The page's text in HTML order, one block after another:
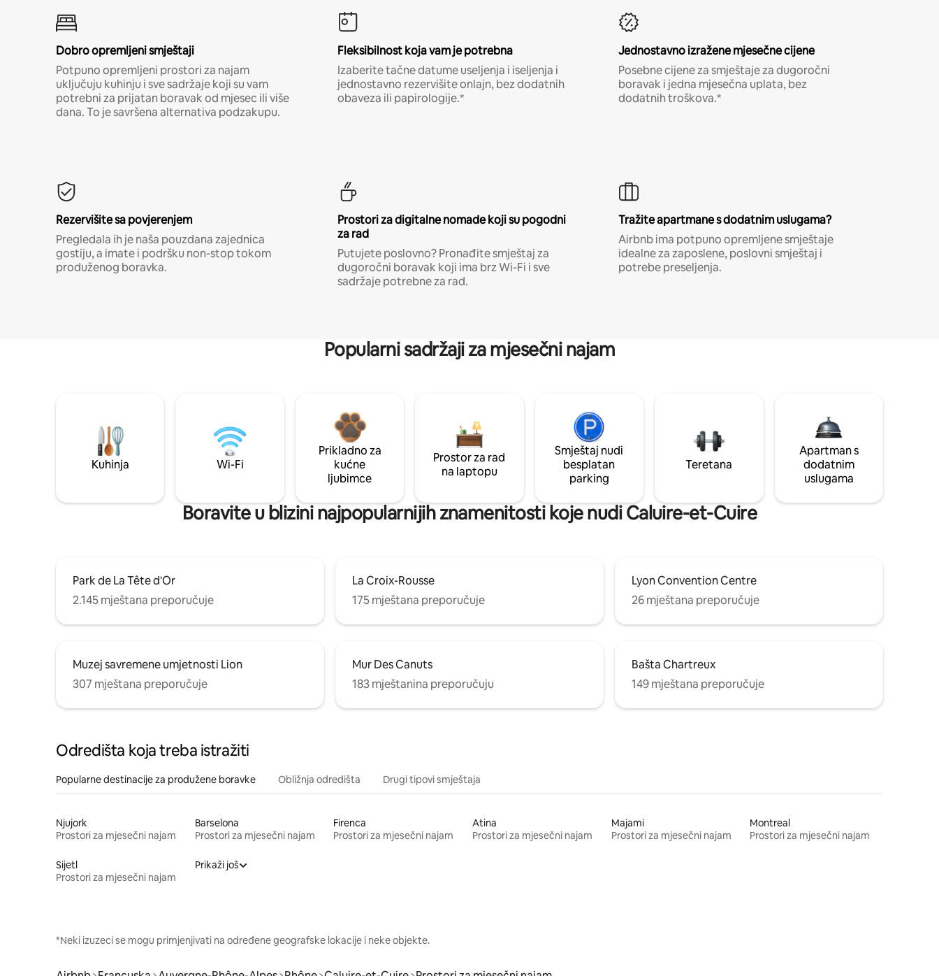
Dobro opremljeni smještaji
Potpuno opremljeni prostori za najam
uključuju kuhinju i sve sadržaje koji su vam
potrebni za prijatan boravak od mjesec ili više
dana. To je savršena alternativa podzakupu.
Fleksibilnost koja vam je potrebna
Izaberite tačne datume useljenja i iseljenja i
jednostavno rezervišite onlajn, bez dodatnih
obaveza ili papirologije.*
Jednostavno izražene mjesečne cijene
Posebne cijene za smještaje za dugoročni
boravak i jedna mjesečna uplata, bez
dodatnih troškova.*
Rezervišite sa povjerenjem
Pregledala ih je naša pouzdana zajednica
gostiju, a imate i podršku non-stop tokom
produženog boravka.
Prostori za digitalne nomade koji su pogodni
za rad
Putujete poslovno? Pronađite smještaj za
dugoročni boravak koji ima brz Wi-Fi i sve
sadržaje potrebne za rad.
Tražite apartmane s dodatnim uslugama?
Airbnb ima potpuno opremljene smještaje
idealne za zaposlene, poslovni smještaj i
potrebe preseljenja.
Popularni sadržaji za mjesečni najam
Kuhinja Wi-Fi
Prikladno za
kućne
ljubimce
Prostor za rad
na laptopu
Smještaj nudi
besplatan
parking
Teretana
Apartman s
dodatnim
uslugama
Boravite u blizini najpopularnijih znamenitosti koje nudi Caluire-et-Cuire
Park de La Tête d'Or
2.145 mještana preporučuje
La Croix-Rousse
175 mještana preporučuje
Lyon Convention Centre
26 mještana preporučuje
Muzej savremene umjetnosti Lion
307 mještana preporučuje
Mur Des Canuts
183 mještanina preporučuju
Bašta Chartreux
149 mještana preporučuje
Odredišta koja treba istražiti
Popularne destinacije za produžene boravke Obližnja odredišta Drugi tipovi smještaja
Njujork
Prostori za mjesečni najam
Barselona
Prostori za mjesečni najam
Firenca
Prostori za mjesečni najam
Atina
Prostori za mjesečni najam
Majami
Prostori za mjesečni najam
Montreal
Prostori za mjesečni najam
Sijetl
Prostori za mjesečni najam
Prikaži još
*Neki izuzeci se mogu primjenjivati na određene geografske lokacije i neke objekte.